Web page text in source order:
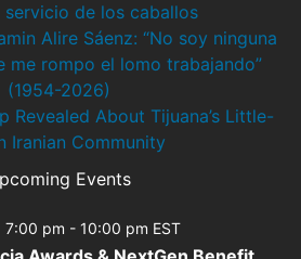
de los caballos
Alire Sáenz: “No soy ninguna
me rompo el lomo trabajando”
(1954-2026)
Revealed About Tijuana’s Little-
Iranian Community
Events
7:00 pm - 10:00 pm EST